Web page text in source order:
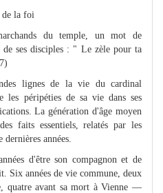
de la foi
du temple, un mot de
ses disciples : " Le zèle pour ta
lignes de la vie du cardinal
les péripéties de sa vie dans ses
La génération d'âge moyen
faits essentiels, relatés par les
années.
d'être son compagnon et de
Six années de vie commune, deux
quatre avant sa mort à Vienne —